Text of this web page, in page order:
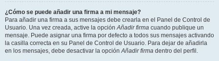
¿Cómo se puede añadir una firma a mi mensaje?
Para añadir una firma a sus mensajes debe crearla en el Panel de Control de
Usuario. Una vez creada, active la opciónAñadir firma cuando publique un
mensaje. Puede asignar una firma por defecto a todos sus mensajes activando
la casilla correcta en su Panel de Control de Usuario. Para dejar de añadirla
en los mensajes, debe desactivar la opciónAñadir firma dentro del perfil.